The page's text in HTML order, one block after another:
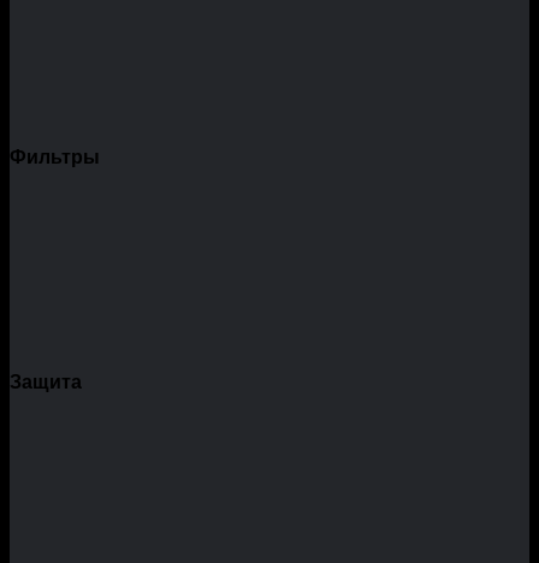
Фильтры
Защита